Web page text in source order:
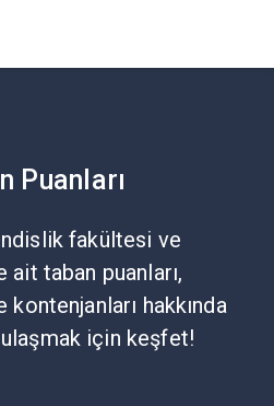
Puanları
fakültesi ve
taban puanları,
kontenjanları hakkında
için keşfet!